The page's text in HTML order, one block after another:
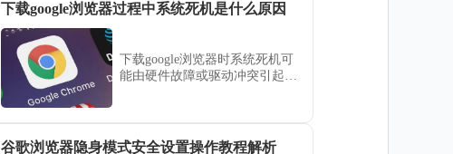
下载google浏览器过程中系统死机是什么原因
下载google浏览器时系统死机可
能由硬件故障或驱动冲突引起。
谷歌浏览器隐身模式安全设置操作教程解析